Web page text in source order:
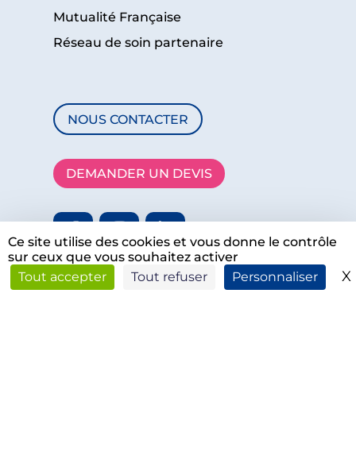
Ce site utilise des cookies et vous donne le contrôle
sur ceux que vous souhaitez activer
Tout accepter
Tout refuser Personnaliser X
Mutualité Française
Réseau de soin partenaire
NOUS CONTACTER
DEMANDER UN DEVIS